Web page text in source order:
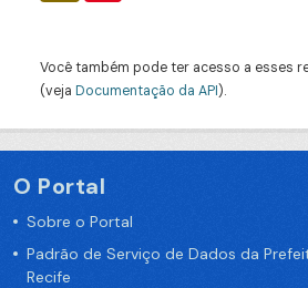
Você também pode ter acesso a esses
(veja Documentação da API).
O Portal
Sobre o Portal
Padrão de Serviço de Dados da
Recife